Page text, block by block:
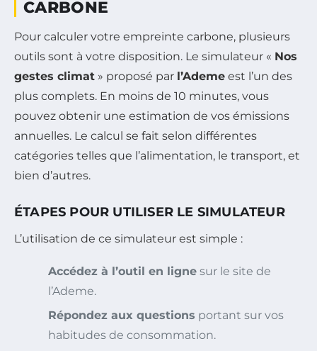
CARBONE
Pour calculer votre empreinte carbone, plusieurs
outils sont à votre disposition. Le simulateur « Nos
gestes climat » proposé par l’Ademe est l’un des
plus complets. En moins de 10 minutes, vous
pouvez obtenir une estimation de vos émissions
annuelles. Le calcul se fait selon différentes
catégories telles que l’alimentation, le transport, et
bien d’autres.
ÉTAPES POUR UTILISER LE SIMULATEUR
L’utilisation de ce simulateur est simple :
Accédez à l’outil en ligne sur le site de
l’Ademe.
Répondez aux questions portant sur vos
habitudes de consommation.